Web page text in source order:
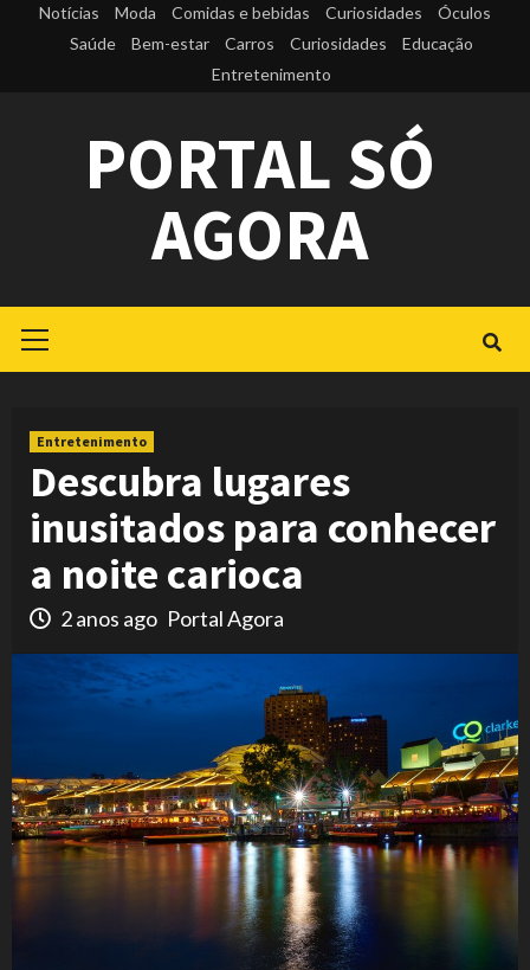
Notícias Moda Comidas e bebidas Curiosidades
Óculos
Saúde
Bem-estar Carros Curiosidades
Educação
Entretenimento
PORTAL SÓ
AGORA
Menu
Entretenimento
Descubra lugares
inusitados para conhecer
a noite carioca
2 anos ago Portal Agora